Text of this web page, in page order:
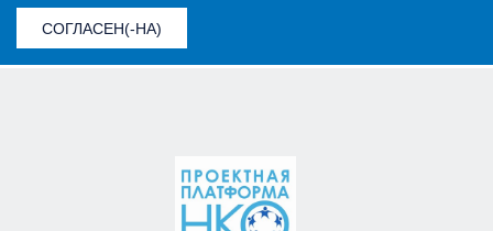
СОГЛАСЕН(-НА)